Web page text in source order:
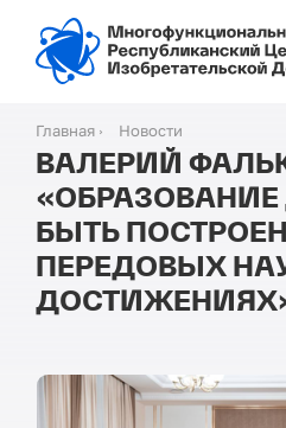
основному
содержанию
Строка
навигации
Главная Новости
ВАЛЕРИЙ
БЫТЬ
ПЕРЕДОВЫХ